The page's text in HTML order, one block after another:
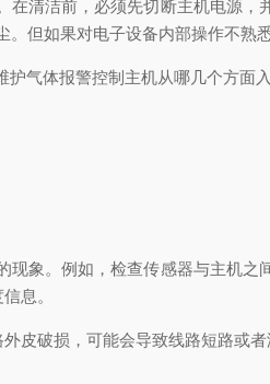
清洁前，必须先切断主机电源
但如果对电子设备内部操作不熟
象。例如，检查传感器与主机
息。
皮破损，可能会导致线路短路或